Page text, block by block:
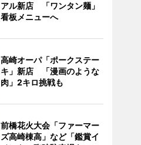
アル新店 「ワンタン麺」
看板メニューへ
高崎オーパ「ポークステー
キ」新店 「漫画のような
肉」2キロ挑戦も
前橋花火大会「ファーマー
ズ高崎棟高」など「鑑賞イ